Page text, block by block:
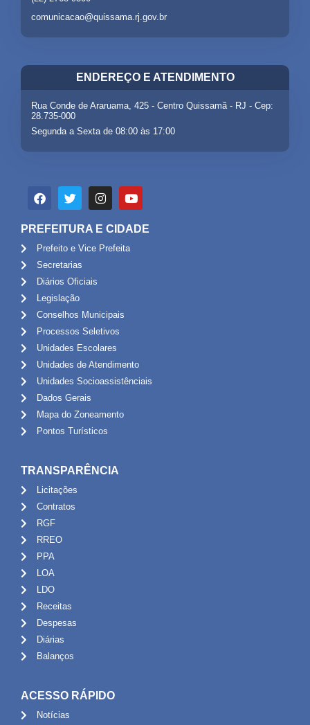
comunicacao@quissama.rj.gov.br
ENDEREÇO E ATENDIMENTO
Rua Conde de Araruama, 425 - Centro Quissamã - RJ - Cep:
28.735-000
Segunda a Sexta de 08:00 às 17:00
PREFEITURA E CIDADE
Prefeito e Vice Prefeita
Secretarias
Diários Oficiais
Legislação
Conselhos Municipais
Processos Seletivos
Unidades Escolares
Unidades de Atendimento
Unidades Socioassistênciais
Dados Gerais
Mapa do Zoneamento
Pontos Turísticos
TRANSPARÊNCIA
Licitações
Contratos
RGF
RREO
PPA
LOA
LDO
Receitas
Despesas
Diárias
Balanços
ACESSO RÁPIDO
Notícias